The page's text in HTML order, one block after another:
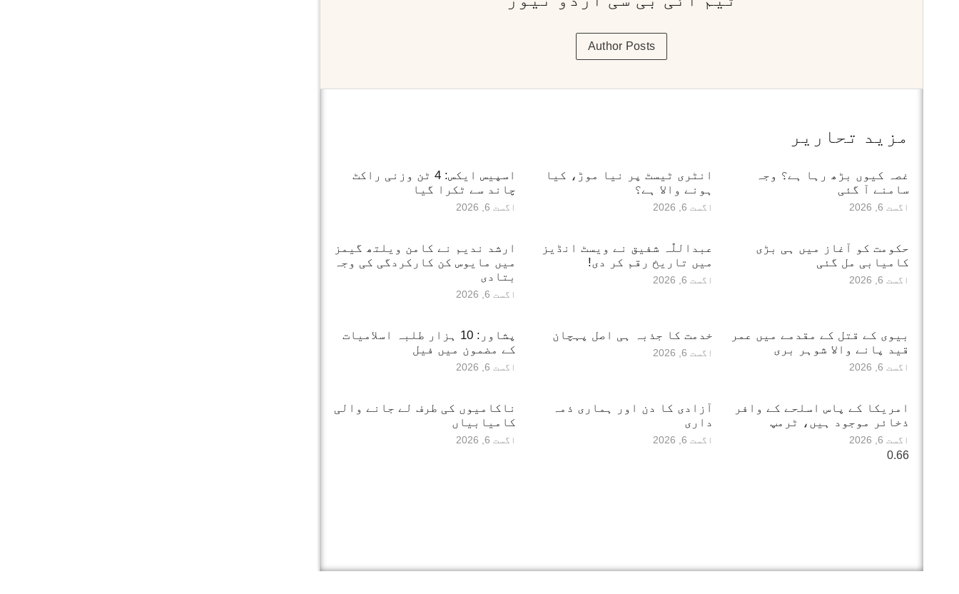
Author Posts
مزید تحاریر
غصہ کیوں بڑھ رہا ہے؟ وجہ
سامنے آ گئی
اگست 6, 2026
انٹری ٹیسٹ پر نیا موڑ، کیا
ہونے والا ہے؟
اگست 6, 2026
اسپیس ایکس: 4 ٹن وزنی راکٹ
چاند سے ٹکرا گیا
اگست 6, 2026
حکومت کو آغاز میں ہی بڑی
کامیابی مل گئی
اگست 6, 2026
عبداللّٰہ شفیق نے ویسٹ انڈیز
میں تاریخ رقم کر دی!
اگست 6, 2026
ارشد ندیم نے کامن ویلتھ گیمز
میں مایوس کن کارکردگی کی وجہ
بتادی
اگست 6, 2026
بیوی کے قتل کے مقدمے میں عمر
قید پانے والا شوہر بری
اگست 6, 2026
خدمت کا جذبہ ہی اصل پہچان
اگست 6, 2026
پشاور: 10 ہزار طلبہ اسلامیات
کے مضمون میں فیل
اگست 6, 2026
امریکا کے پاس اسلحے کے وافر
ذخائر موجود ہیں، ٹرمپ
اگست 6, 2026
آزادی کا دن اور ہماری ذمہ
داری
اگست 6, 2026
ناکامیوں کی طرف لے جانے والی
کامیابیاں
اگست 6, 2026